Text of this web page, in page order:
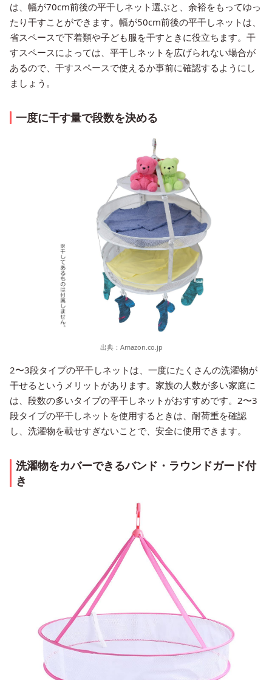
は、幅が70cm前後の平干しネット選ぶと、余裕をもってゆっ
たり干すことができます。幅が50cm前後の平干しネットは、
省スペースで下着類や子ども服を干すときに役立ちます。干
すスペースによっては、平干しネットを広げられない場合が
あるので、干すスペースで使えるか事前に確認するようにし
ましょう。
一度に干す量で段数を決める
出典： Amazon.co.jp
2〜3段タイプの平干しネットは、一度にたくさんの洗濯物が
干せるというメリットがあります。家族の人数が多い家庭に
は、段数の多いタイプの平干しネットがおすすめです。2〜3
段タイプの平干しネットを使用するときは、耐荷重を確認
し、洗濯物を載せすぎないことで、安全に使用できます。
洗濯物をカバーできるバンド・ラウンドガード付
き